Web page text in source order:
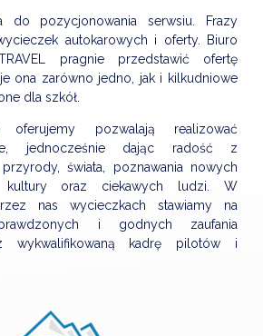
do pozycjonowania serwsiu. Frazy
autokarowych i oferty. Biuro
pragnie przedstawić ofertę
ona zarówno jedno, jak i kilkudniowe
dla szkół.
oferujemy pozwalają realizować
jednocześnie dając radość z
świata, poznawania nowych
oraz ciekawych ludzi. W
nas wycieczkach stawiamy na
i godnych zaufania
wykwalifikowaną kadrę pilotów i